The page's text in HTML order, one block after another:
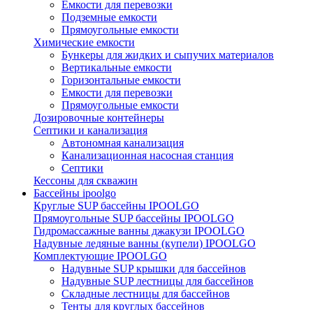
Емкости для перевозки
Подземные емкости
Прямоугольные емкости
Химические емкости
Бункеры для жидких и сыпучих материалов
Вертикальные емкости
Горизонтальные емкости
Емкости для перевозки
Прямоугольные емкости
Дозировочные контейнеры
Септики и канализация
Автономная канализация
Канализационная насосная станция
Септики
Кессоны для скважин
Бассейны ipoolgo
Круглые SUP бассейны IPOOLGO
Прямоугольные SUP бассейны IPOOLGO
Гидромассажные ванны джакузи IPOOLGO
Надувные ледяные ванны (купели) IPOOLGO
Комплектующие IPOOLGO
Надувные SUP крышки для бассейнов
Надувные SUP лестницы для бассейнов
Складные лестницы для бассейнов
Тенты для круглых бассейнов